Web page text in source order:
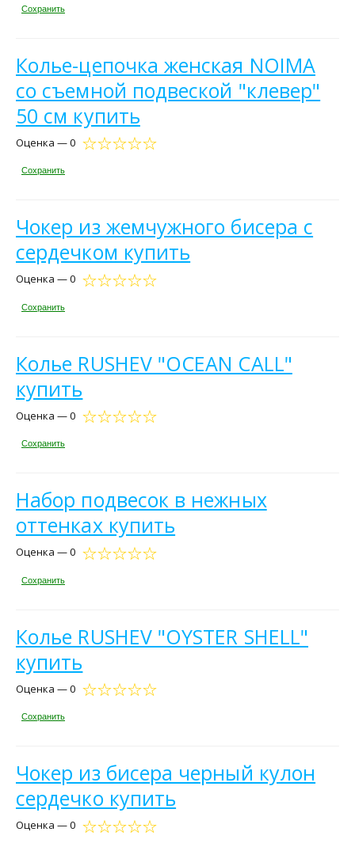
Сохранить
Колье-цепочка женская NOIMA
со съемной подвеской "клевер"
50 см купить
Оценка — 0
Сохранить
Чокер из жемчужного бисера с
сердечком купить
Оценка — 0
Сохранить
Колье RUSHEV "OCEAN CALL"
купить
Оценка — 0
Сохранить
Набор подвесок в нежных
оттенках купить
Оценка — 0
Сохранить
Колье RUSHEV "OYSTER SHELL"
купить
Оценка — 0
Сохранить
Чокер из бисера черный кулон
сердечко купить
Оценка — 0